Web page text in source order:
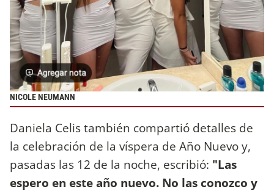
NICOLE NEUMANN
Daniela Celis también compartió detalles de
la celebración de la víspera de Año Nuevo y,
pasadas las 12 de la noche, escribió: "Las
espero en este año nuevo. No las conozco y